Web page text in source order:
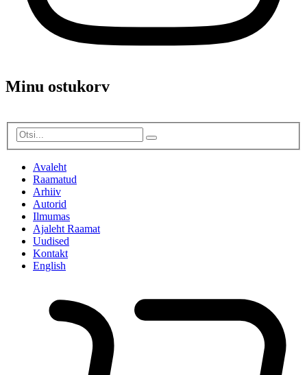
Minu ostukorv
Avaleht
Raamatud
Arhiiv
Autorid
Ilmumas
Ajaleht Raamat
Uudised
Kontakt
English